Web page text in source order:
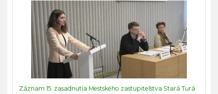
Záznam 15. zasadnutia Mestského zastupiteľstva Stará Turá